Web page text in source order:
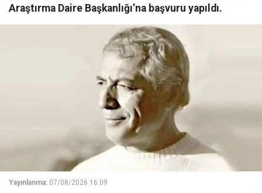
Araştırma Daire Başkanlığı’na başvuru yapıldı.
Yayınlanma: 07/08/2026 16:09